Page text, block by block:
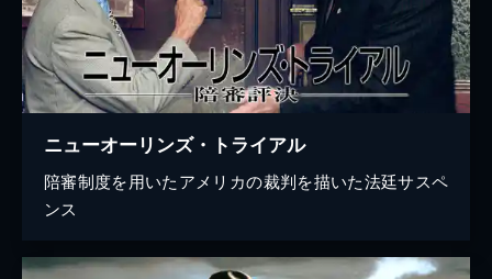
ニューオーリンズ・トライアル
陪審制度を用いたアメリカの裁判を描いた法廷サスペ
ンス